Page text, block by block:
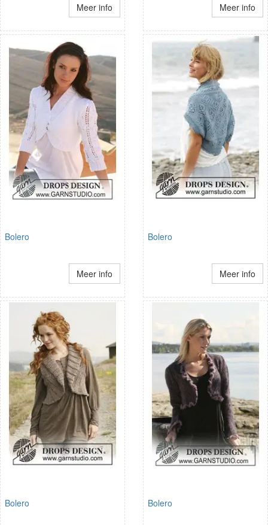
Meer info Meer info
Bolero
Meer info
Bolero
Meer info
Bolero Bolero